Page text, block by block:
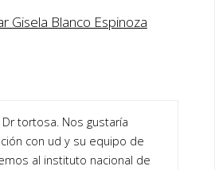
Gisela Blanco Espinoza
tortosa. Nos gustaría
con ud y su equipo de
al instituto nacional de